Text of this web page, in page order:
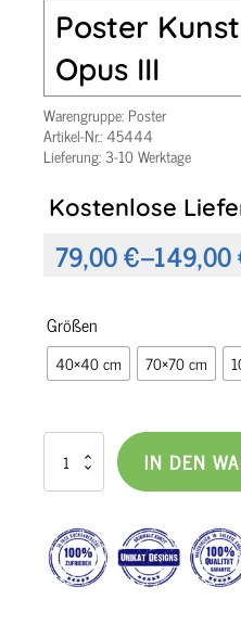
Poster
Opus III
Warengruppe: Poster
Artikel-Nr.: 45444
Lieferung: 3-10 Werktage
Kostenlose
79,00€–149,00
Preisspanne:
bis
149,00 €
Größen
40×40 cm 70×70 cm
Kunst
abstrakt
Menge
IN DEN